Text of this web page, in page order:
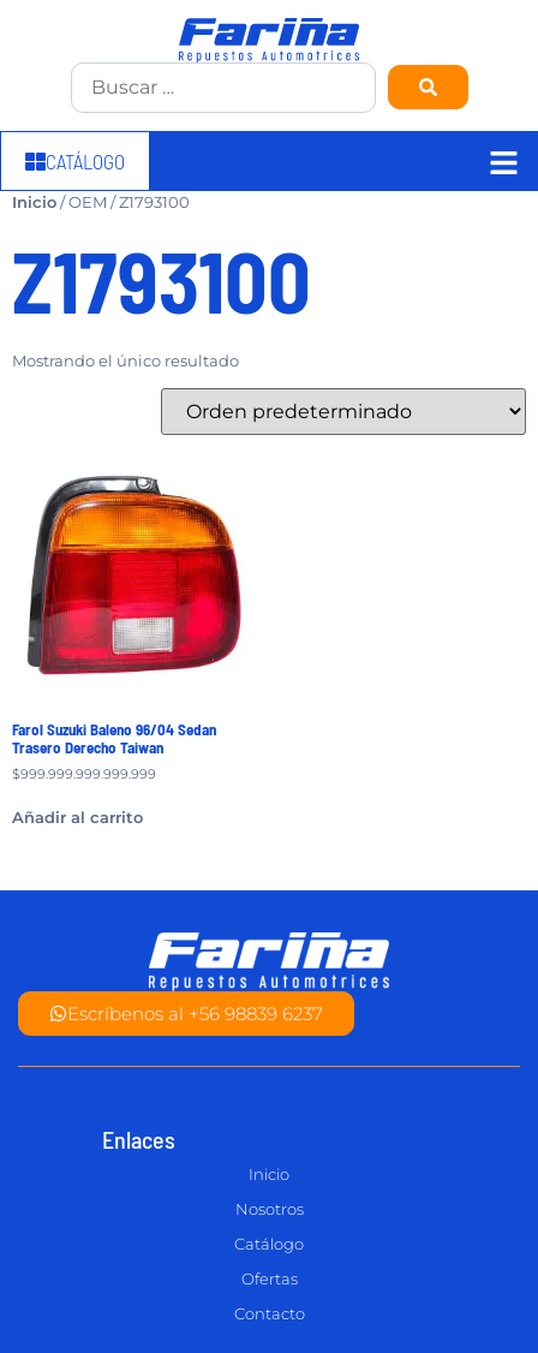
CATÁLOGO
Inicio/ OEM / Z1793100
Z1793100
Mostrando el único resultado
Farol Suzuki Baleno 96/04 Sedan
Trasero Derecho Taiwan
$999.999.999.999.999
Añadir al carrito
Escríbenos al +56 98839 6237
Enlaces
Inicio
Nosotros
Catálogo
Ofertas
Contacto